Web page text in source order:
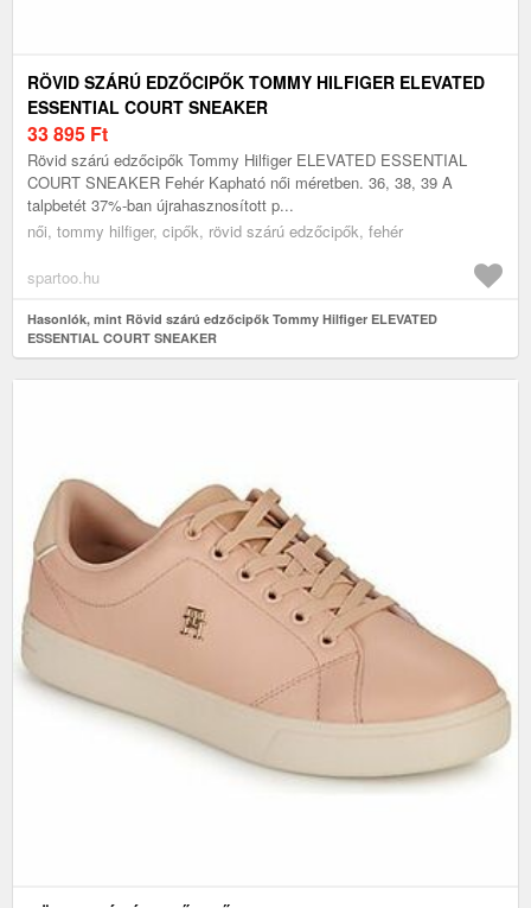
RÖVID SZÁRÚ EDZŐCIPŐK TOMMY HILFIGER ELEVATED
ESSENTIAL COURT SNEAKER
33 895 Ft
Rövid szárú edzőcipők Tommy Hilfiger ELEVATED ESSENTIAL
COURT SNEAKER Fehér Kapható női méretben. 36, 38, 39 A
talpbetét 37%-ban újrahasznosított p...
női, tommy hilfiger, cipők, rövid szárú edzőcipők, fehér
spartoo.hu
Hasonlók, mint Rövid szárú edzőcipők Tommy Hilfiger ELEVATED
ESSENTIAL COURT SNEAKER